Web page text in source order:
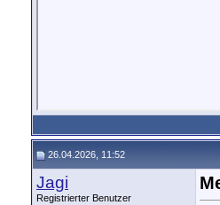
26.04.2026, 11:52
Jagi
Registrierter Benutzer